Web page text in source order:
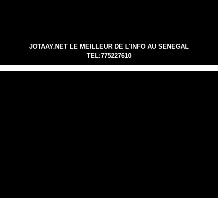
JOTAAY.NET LE MEILLEUR DE L'INFO AU SENEGAL
TEL:775227610